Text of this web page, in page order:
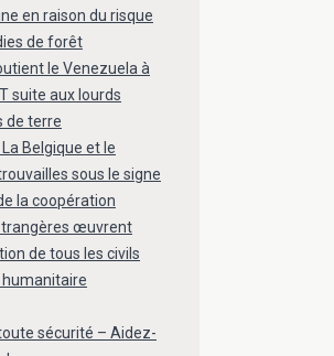
en raison du risque
de forêt
le Venezuela à
suite aux lourds
de terre
Belgique et le
sous le signe
la coopération
œuvrent
de tous les civils
sécurité – Aidez-